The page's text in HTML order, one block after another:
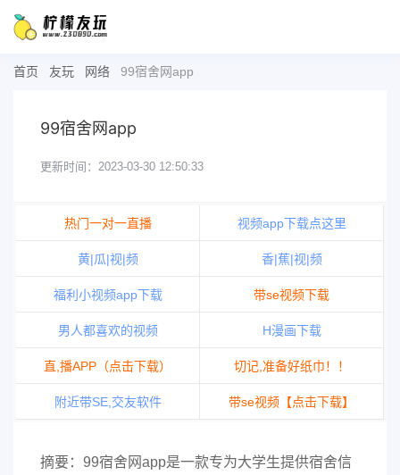
首页 友玩 网络 99宿舍网app
99宿舍网app
更新时间：2023-03-30 12:50:33
热门一对一直播 视频app下载点这里
黄|瓜|视|频 香|蕉|视|频
福利小视频app下载 带se视频下载
男人都喜欢的视频 H漫画下载
直,播APP（点击下载） 切记,准备好纸巾！！
附近带SE,交友软件 带se视频【点击下载】
摘要：99宿舍网app是一款专为大学生提供宿舍信